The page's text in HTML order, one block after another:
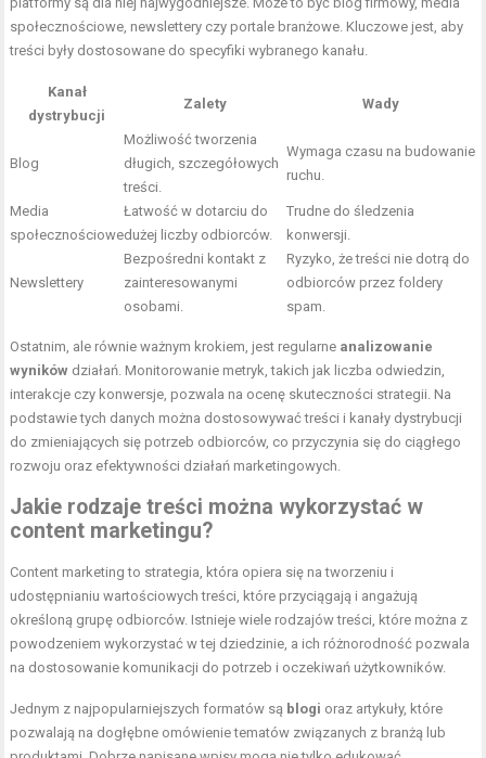
społecznościowe, newslettery czy portale branżowe. Kluczowe jest, aby
treści były dostosowane do specyfiki wybranego kanału.
Kanał
dystrybucji
Zalety Wady
Blog
Możliwość tworzenia
długich, szczegółowych
treści.
Wymaga czasu na budowanie
ruchu.
Media
społecznościowe
Łatwość w dotarciu do
dużej liczby odbiorców.
Trudne do śledzenia
konwersji.
Newslettery
Bezpośredni kontakt z
zainteresowanymi
osobami.
Ryzyko, że treści nie dotrą do
odbiorców przez foldery
spam.
Ostatnim, ale równie ważnym krokiem, jest regularne analizowanie
wyników działań. Monitorowanie metryk, takich jak liczba odwiedzin,
interakcje czy konwersje, pozwala na ocenę skuteczności strategii. Na
podstawie tych danych można dostosowywać treści i kanały dystrybucji
do zmieniających się potrzeb odbiorców, co przyczynia się do ciągłego
rozwoju oraz efektywności działań marketingowych.
Jakie rodzaje treści można wykorzystać w
content marketingu?
Content marketing to strategia, która opiera się na tworzeniu i
udostępnianiu wartościowych treści, które przyciągają i angażują
określoną grupę odbiorców. Istnieje wiele rodzajów treści, które można z
powodzeniem wykorzystać w tej dziedzinie, a ich różnorodność pozwala
na dostosowanie komunikacji do potrzeb i oczekiwań użytkowników.
Jednym z najpopularniejszych formatów są blogi oraz artykuły, które
pozwalają na dogłębne omówienie tematów związanych z branżą lub